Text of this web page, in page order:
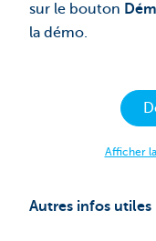
sur le bouton
la démo.
Afficher
Autres infos utiles